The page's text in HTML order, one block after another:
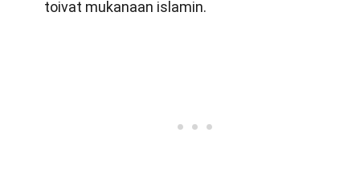
toivat mukanaan islamin.